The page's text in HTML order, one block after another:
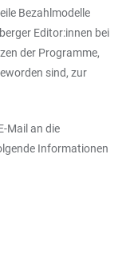
Bezahlmodelle
Editor:innen bei
der Programme,
sind, zur
Mail an die
Informationen